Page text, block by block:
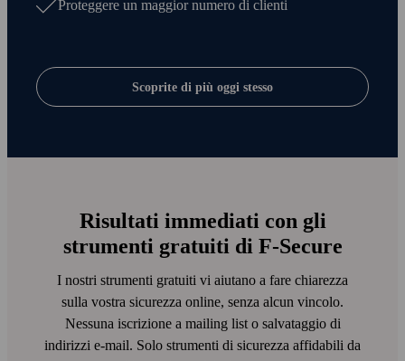
Proteggere un maggior numero di clienti
Scoprite di più oggi stesso
Risultati immediati con gli
strumenti gratuiti di F‑Secure
I nostri strumenti gratuiti vi aiutano a fare chiarezza
sulla vostra sicurezza online, senza alcun vincolo.
Nessuna iscrizione a mailing list o salvataggio di
indirizzi e‑mail. Solo strumenti di sicurezza affidabili da